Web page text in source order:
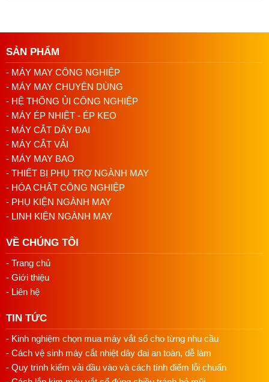
SẢN PHẨM
- MÁY MAY CÔNG NGHIỆP
- MÁY MAY CHUYÊN DÙNG
- HỆ THỐNG ỦI CÔNG NGHIỆP
- MÁY ÉP NHIỆT - ÉP KEO
- MÁY CẮT DÂY ĐAI
- MÁY CẮT VẢI
- MÁY MAY BAO
- THIẾT BỊ PHỤ TRỢ NGÀNH MAY
- HÓA CHẤT CÔNG NGHIỆP
- PHỤ KIỆN NGÀNH MAY
- LINH KIỆN NGÀNH MAY
VỀ CHÚNG TÔI
- Trang chủ
- Giới thiệu
- Liên hệ
TIN TỨC
- Kinh nghiệm chọn mua máy vắt sổ cho từng nhu cầu
- Cách vệ sinh máy cắt nhiệt dây đai an toàn, dễ làm
- Quy trình kiểm vải đầu vào và cách tính điểm lỗi chuẩn